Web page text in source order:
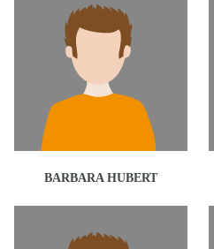
BARBARA HUBERT